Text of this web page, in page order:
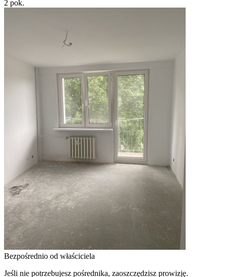
2 pok.
Bezpośrednio od właściciela
Jeśli nie potrzebujesz pośrednika, zaoszczędzisz prowizję.